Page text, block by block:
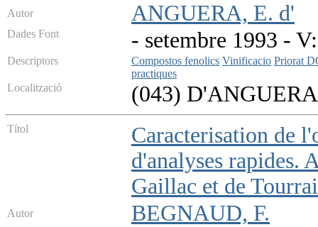
Autor ANGUERA, E. d'
Dades Font - setembre 1993 -
Descriptors Compostos fenolics Vinificacio Priorat
practiques
Localització
(043)
Títol
Caracterisation de
d'analyses rapides.
Gaillac et de
Autor BEGNAUD, F.